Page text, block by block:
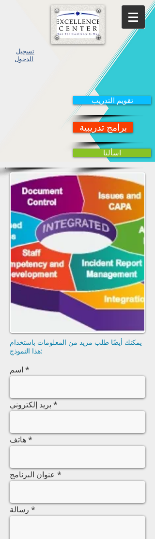
تسجيل
الدخول
تقويم التدريب
برامج تدريبية
اسألنا
يمكنك أيضًا طلب مزيد من المعلومات باستخدام
هذا النموذج:
اسم
بريد إلكتروني
هاتف
عنوان البرنامج
رسالة